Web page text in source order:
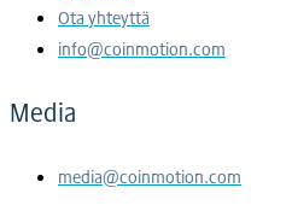
Ota yhteyttä
info@coinmotion.com
Media
media@coinmotion.com